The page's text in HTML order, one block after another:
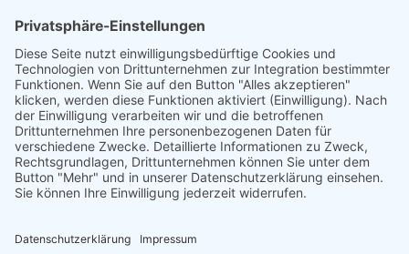
Weiterlesen
16.01.2018
15.01.2018
Seite 74 von 77. Vorherige 1 .... 73 74 75 ....